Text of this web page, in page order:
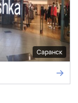
Саранск